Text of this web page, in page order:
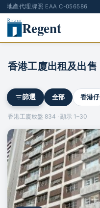
地產代理牌照 EAA C-056586
Regent
香港工廈出租及出售
篩選 全部 香港仔
香港工廈放盤 834 · 顯示 1–30